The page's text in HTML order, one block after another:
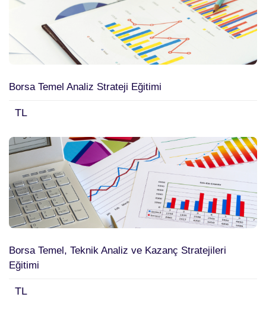
Borsa Temel Analiz Strateji Eğitimi
TL
Borsa Temel, Teknik Analiz ve Kazanç Stratejileri
Eğitimi
TL